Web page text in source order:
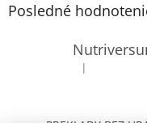
Posledné
Hodnotenie
|